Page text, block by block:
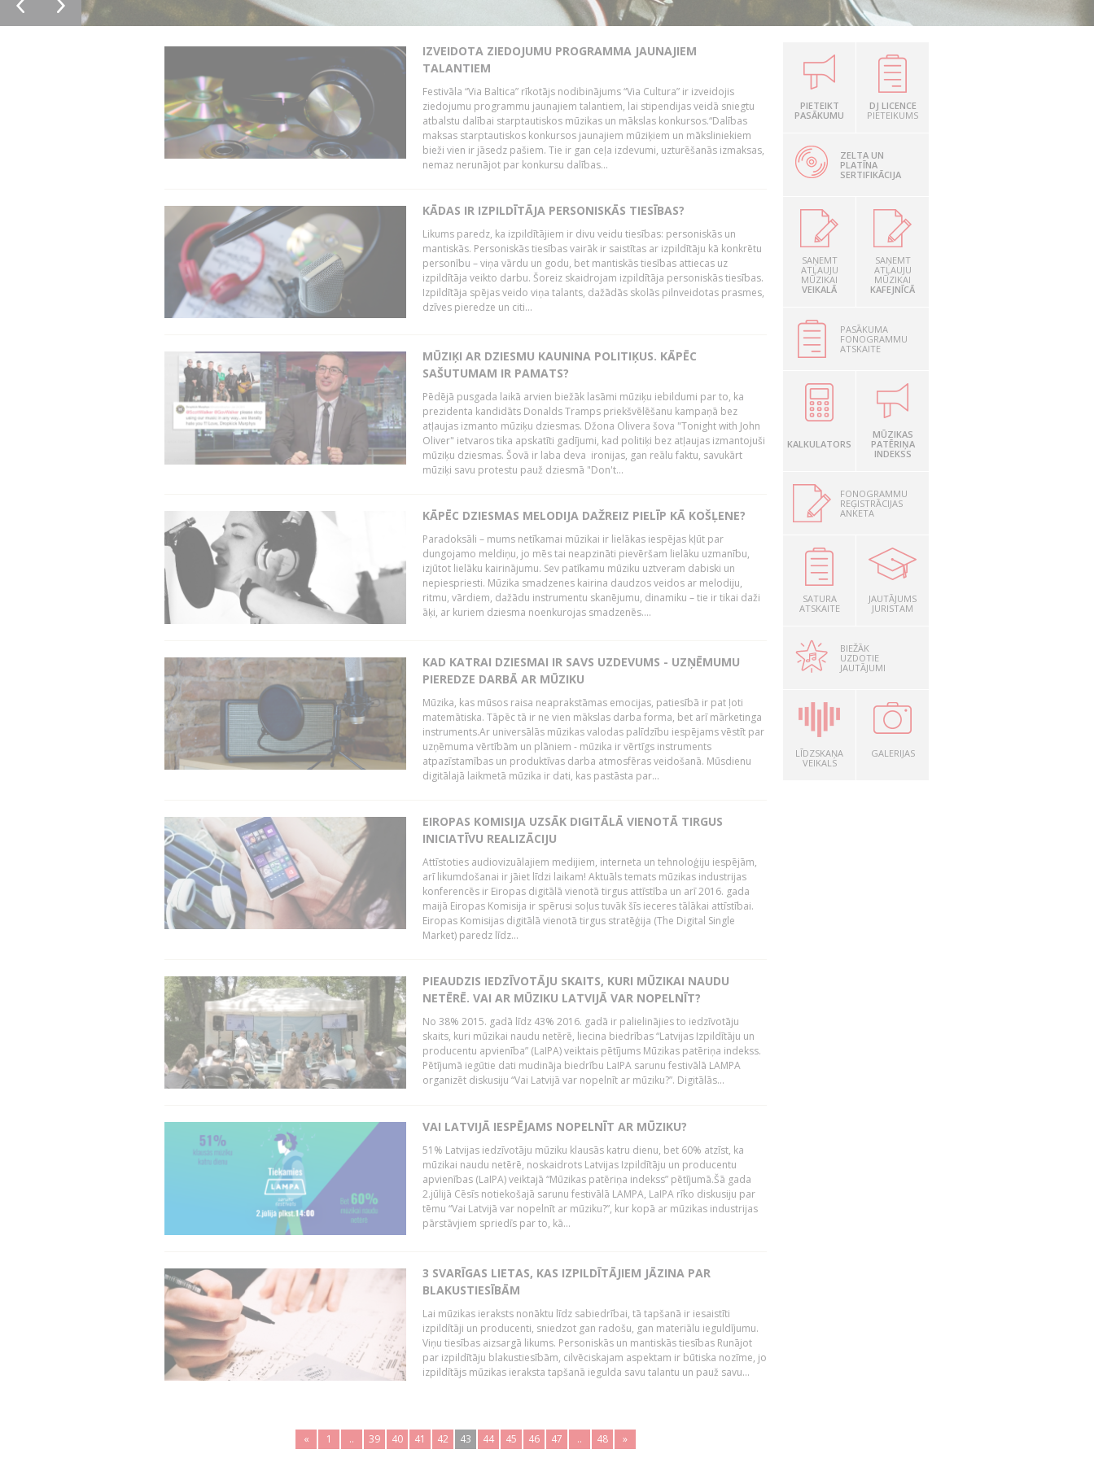
IZVEIDOTA ZIEDOJUMU PROGRAMMA JAUNAJIEM
TALANTIEM
Festivāla “Via Baltica” rīkotājs nodibinājums “Via Cultura” ir izveidojis
ziedojumu programmu jaunajiem talantiem, lai stipendijas veidā sniegtu
atbalstu dalībai starptautiskos mūzikas un mākslas konkursos.“Dalības
maksas starptautiskos konkursos jaunajiem mūziķiem un māksliniekiem
bieži vien ir jāsedz pašiem. Tie ir gan ceļa izdevumi, uzturēšanās izmaksas,
nemaz nerunājot par konkursu dalības...
KĀDAS IR IZPILDĪTĀJA PERSONISKĀS TIESĪBAS?
Likums paredz, ka izpildītājiem ir divu veidu tiesības: personiskās un
mantiskās. Personiskās tiesības vairāk ir saistītas ar izpildītāju kā konkrētu
personību – viņa vārdu un godu, bet mantiskās tiesības attiecas uz
izpildītāja veikto darbu. Šoreiz skaidrojam izpildītāja personiskās tiesības.
Izpildītāja spējas veido viņa talants, dažādās skolās pilnveidotas prasmes,
dzīves pieredze un citi...
MŪZIĶI AR DZIESMU KAUNINA POLITIĶUS. KĀPĒC
SAŠUTUMAM IR PAMATS?
Pēdējā pusgada laikā arvien biežāk lasāmi mūziķu iebildumi par to, ka
prezidenta kandidāts Donalds Tramps priekšvēlēšanu kampaņā bez
atļaujas izmanto mūziķu dziesmas. Džona Olivera šova "Tonight with John
Oliver" ietvaros tika apskatīti gadījumi, kad politiķi bez atļaujas izmantojuši
mūziķu dziesmas. Šovā ir laba deva ironijas, gan reālu faktu, savukārt
mūziķi savu protestu pauž dziesmā "Don't...
KĀPĒC DZIESMAS MELODIJA DAŽREIZ PIELĪP KĀ KOŠĻENE?
Paradoksāli – mums netīkamai mūzikai ir lielākas iespējas kļūt par
dungojamo meldiņu, jo mēs tai neapzināti pievēršam lielāku uzmanību,
izjūtot lielāku kairinājumu. Sev patīkamu mūziku uztveram dabiski un
nepiespriesti. Mūzika smadzenes kairina daudzos veidos ar melodiju,
ritmu, vārdiem, dažādu instrumentu skanējumu, dinamiku – tie ir tikai daži
āķi, ar kuriem dziesma noenkurojas smadzenēs....
KAD KATRAI DZIESMAI IR SAVS UZDEVUMS - UZŅĒMUMU
PIEREDZE DARBĀ AR MŪZIKU
Mūzika, kas mūsos raisa neaprakstāmas emocijas, patiesībā ir pat ļoti
matemātiska. Tāpēc tā ir ne vien mākslas darba forma, bet arī mārketinga
instruments.Ar universālās mūzikas valodas palīdzību iespējams vēstīt par
uzņēmuma vērtībām un plāniem - mūzika ir vērtīgs instruments
atpazīstamības un produktīvas darba atmosfēras veidošanā. Mūsdienu
digitālajā laikmetā mūzika ir dati, kas pastāsta par...
EIROPAS KOMISIJA UZSĀK DIGITĀLĀ VIENOTĀ TIRGUS
INICIATĪVU REALIZĀCIJU
Attīstoties audiovizuālajiem medijiem, interneta un tehnoloģiju iespējām,
arī likumdošanai ir jāiet līdzi laikam! Aktuāls temats mūzikas industrijas
konferencēs ir Eiropas digitālā vienotā tirgus attīstība un arī 2016. gada
maijā Eiropas Komisija ir spērusi soļus tuvāk šīs ieceres tālākai attīstībai.
Eiropas Komisijas digitālā vienotā tirgus stratēģija (The Digital Single
Market) paredz līdz...
PIEAUDZIS IEDZĪVOTĀJU SKAITS, KURI MŪZIKAI NAUDU
NETĒRĒ. VAI AR MŪZIKU LATVIJĀ VAR NOPELNĪT?
No 38% 2015. gadā līdz 43% 2016. gadā ir palielinājies to iedzīvotāju
skaits, kuri mūzikai naudu netērē, liecina biedrības “Latvijas Izpildītāju un
producentu apvienība” (LaIPA) veiktais pētījums Mūzikas patēriņa indekss.
Pētījumā iegūtie dati mudināja biedrību LaIPA sarunu festivālā LAMPA
organizēt diskusiju “Vai Latvijā var nopelnīt ar mūziku?”. Digitālās...
VAI LATVIJĀ IESPĒJAMS NOPELNĪT AR MŪZIKU?
51% Latvijas iedzīvotāju mūziku klausās katru dienu, bet 60% atzīst, ka
mūzikai naudu netērē, noskaidrots Latvijas Izpildītāju un producentu
apvienības (LaIPA) veiktajā “Mūzikas patēriņa indekss” pētījumā.Šā gada
2.jūlijā Cēsīs notiekošajā sarunu festivālā LAMPA, LaIPA rīko diskusiju par
tēmu “Vai Latvijā var nopelnīt ar mūziku?”, kur kopā ar mūzikas industrijas
pārstāvjiem spriedīs par to, kā...
3 SVARĪGAS LIETAS, KAS IZPILDĪTĀJIEM JĀZINA PAR
BLAKUSTIESĪBĀM
Lai mūzikas ieraksts nonāktu līdz sabiedrībai, tā tapšanā ir iesaistīti
izpildītāji un producenti, sniedzot gan radošu, gan materiālu ieguldījumu.
Viņu tiesības aizsargā likums. Personiskās un mantiskās tiesības Runājot
par izpildītāju blakustiesībām, cilvēciskajam aspektam ir būtiska nozīme, jo
izpildītājs mūzikas ieraksta tapšanā iegulda savu talantu un pauž savu...
« 1 .. 39 40 41 42 43 44 45 46 47 .. 48 »
PIETEIKT
PASĀKUMU
DJ LICENCE
PIETEIKUMS
ZELTA UN
PLATĪNA
SERTIFIKĀCIJA
SAŅEMT
ATĻAUJU
MŪZIKAI
VEIKALĀ
SAŅEMT
ATĻAUJU
MŪZIKAI
KAFEJNĪCĀ
PASĀKUMA
FONOGRAMMU
ATSKAITE
KALKULATORS
MŪZIKAS
PATĒRIŅA
INDEKSS
FONOGRAMMU
REĢISTRĀCIJAS
ANKETA
SATURA
ATSKAITE
JAUTĀJUMS
JURISTAM
BIEŽĀK
UZDOTIE
JAUTĀJUMI
LĪDZSKAŅA
VEIKALS
GALERIJAS